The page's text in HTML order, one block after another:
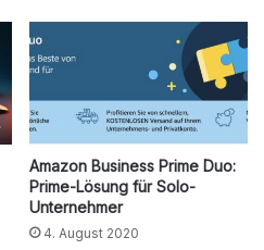
Amazon Business Prime Duo:
Prime-Lösung für Solo-
Unternehmer
4. August 2020